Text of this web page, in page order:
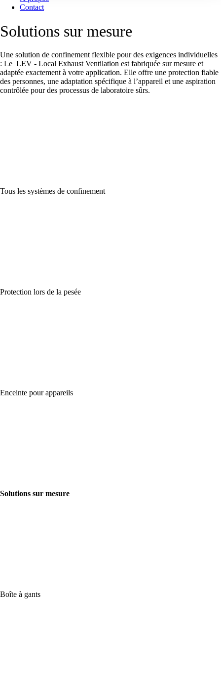
Contact
Solutions sur mesure
Une solution de confinement flexible pour des exigences individuelles
: Le LEV - Local Exhaust Ventilation est fabriquée sur mesure et
adaptée exactement à votre application. Elle offre une protection fiable
des personnes, une adaptation spécifique à l’appareil et une aspiration
contrôlée pour des processus de laboratoire sûrs.
Tous les systèmes de confinement
Protection lors de la pesée
Enceinte pour appareils
Solutions sur mesure
Boîte à gants